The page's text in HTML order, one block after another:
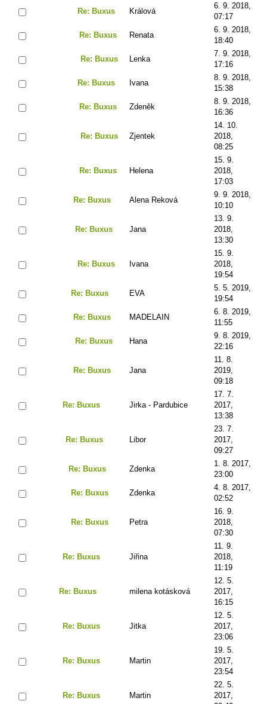
Re: Buxus Králová
6. 9. 2018,
07:17
Re: Buxus Renata
6. 9. 2018,
18:40
Re: Buxus Lenka
7. 9. 2018,
17:16
Re: Buxus Ivana
8. 9. 2018,
15:38
Re: Buxus Zdeněk
8. 9. 2018,
16:36
Re: Buxus Zjentek
14. 10.
2018,
08:25
Re: Buxus Helena
15. 9.
2018,
17:03
Re: Buxus Alena Reková
9. 9. 2018,
10:10
Re: Buxus Jana
13. 9.
2018,
13:30
Re: Buxus Ivana
15. 9.
2018,
19:54
Re: Buxus EVA
5. 5. 2019,
19:54
Re: Buxus MADELAIN
6. 8. 2019,
11:55
Re: Buxus Hana
9. 8. 2019,
22:16
Re: Buxus Jana
11. 8.
2019,
09:18
Re: Buxus Jirka - Pardubice
17. 7.
2017,
13:38
Re: Buxus Libor
23. 7.
2017,
09:27
Re: Buxus Zdenka
1. 8. 2017,
23:00
Re: Buxus Zdenka
4. 8. 2017,
02:52
Re: Buxus Petra
16. 9.
2018,
07:30
Re: Buxus Jiřina
11. 9.
2018,
11:19
Re: Buxus milena kotásková
12. 5.
2017,
16:15
Re: Buxus Jitka
12. 5.
2017,
23:06
Re: Buxus Martin
19. 5.
2017,
23:54
Re: Buxus Martin
22. 5.
2017,